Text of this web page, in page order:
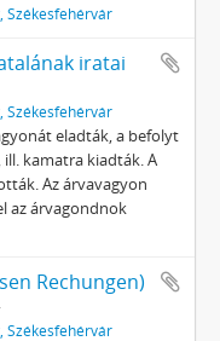
Székesfehérvár
iratai
Székesfehérvár
eladták, a befolyt
kamatra kiadták. A
Az árvavagyon
az árvagondnok
Rechungen)
Székesfehérvár